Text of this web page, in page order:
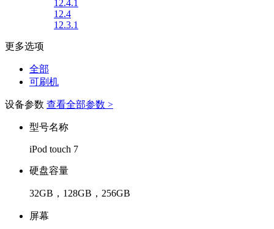
12.4.1
12.4
12.3.1
更多选项
全部
可刷机
设备参数 查看全部参数 >
型号名称
iPod touch 7
硬盘容量
32GB，128GB，256GB
屏幕